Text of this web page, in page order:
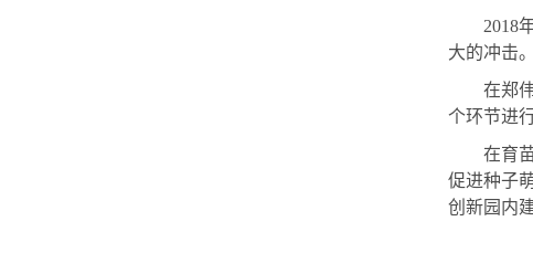
2018
大的冲击
在郑
个环节进
在育
促进种子
创新园内